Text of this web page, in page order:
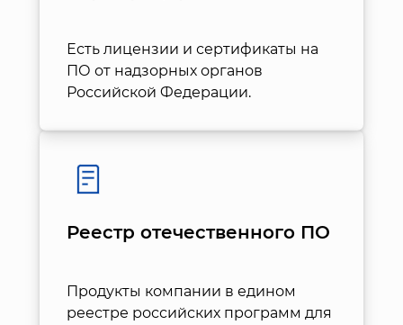
Есть лицензии и сертификаты на
ПО от надзорных органов
Российской Федерации.
Реестр отечественного ПО
Продукты компании в едином
реестре российских программ для